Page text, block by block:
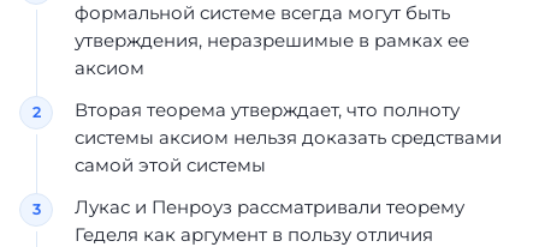
формальной системе всегда могут быть
утверждения, неразрешимые в рамках ее
аксиом
Вторая теорема утверждает, что полноту
системы аксиом нельзя доказать средствами
самой этой системы
Лукас и Пенроуз рассматривали теорему
Геделя как аргумент в пользу отличия